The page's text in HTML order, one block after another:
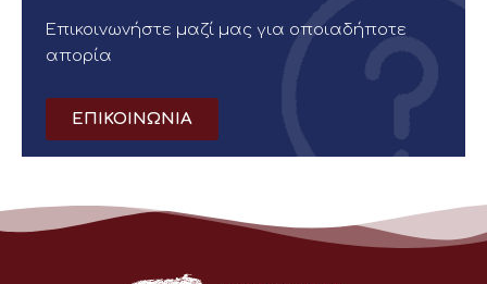
Επικοινωνήστε μαζί μας για οποιαδήποτε
απορία
ΕΠΙΚΟΙΝΩΝΙΑ